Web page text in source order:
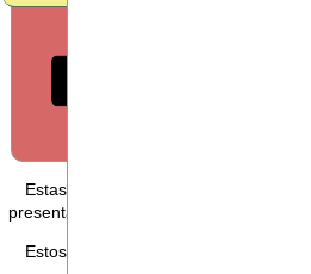
Estas en nuestra sección FORO,
presentados o publicar uno
Estos son los últimos foros